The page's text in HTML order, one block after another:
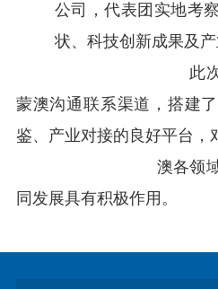
公司，代表团实地考
状、科技创新成果及产
此
蒙澳沟通联系渠道，搭建
鉴、产业对接的良好平台，
澳各领域务实合
同发展具有积极作用。